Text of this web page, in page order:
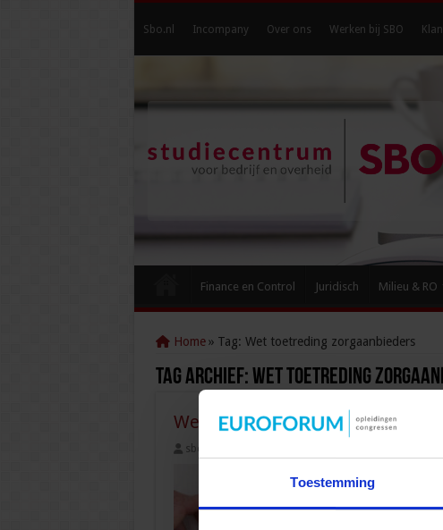
Toestemming
Sbo.nl Incompany Over ons Werken bij SBO
Finance en Control Juridisch Milieu & RO
Home » Tag: Wet toetreding zorgaanbieders
Tag Archief: Wet toetreding
Wet toetreding zorgaanbieders
sbo